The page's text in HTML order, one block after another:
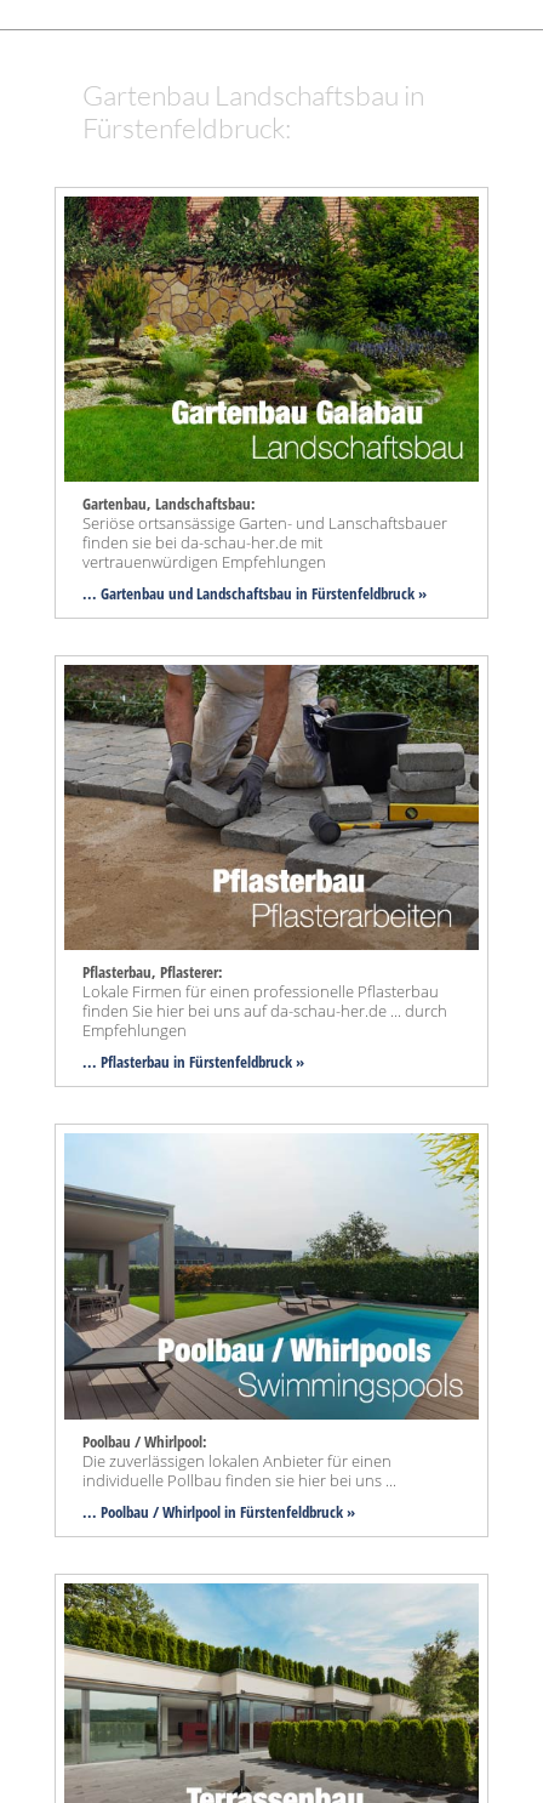
Gartenbau Landschaftsbau in
Fürstenfeldbruck:
Gartenbau, Landschaftsbau:
Seriöse ortsansässige Garten- und Lanschaftsbauer
finden sie bei da-schau-her.de mit
vertrauenwürdigen Empfehlungen
... Gartenbau und Landschaftsbau in Fürstenfeldbruck »
Pflasterbau, Pflasterer:
Lokale Firmen für einen professionelle Pflasterbau
finden Sie hier bei uns auf da-schau-her.de ... durch
Empfehlungen
... Pflasterbau in Fürstenfeldbruck »
Poolbau / Whirlpool:
Die zuverlässigen lokalen Anbieter für einen
individuelle Pollbau finden sie hier bei uns ...
... Poolbau / Whirlpool in Fürstenfeldbruck »